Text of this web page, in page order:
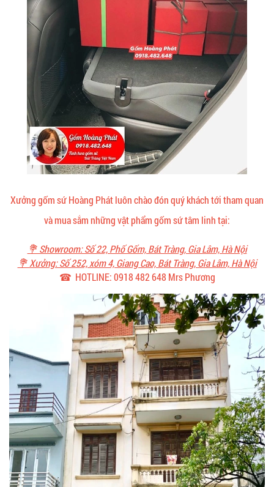
Xưởng gốm sứ Hoàng Phát luôn chào đón quý khách tới tham quan
và mua sắm những vật phẩm gốm sứ tâm linh tại:
💐 Showroom: Số 22, Phố Gốm, Bát Tràng, Gia Lâm, Hà Nội
💐 Xưởng: Số 252, xóm 4, Giang Cao, Bát Tràng, Gia Lâm, Hà Nội
☎ HOTLINE: 0918 482 648 Mrs Phương